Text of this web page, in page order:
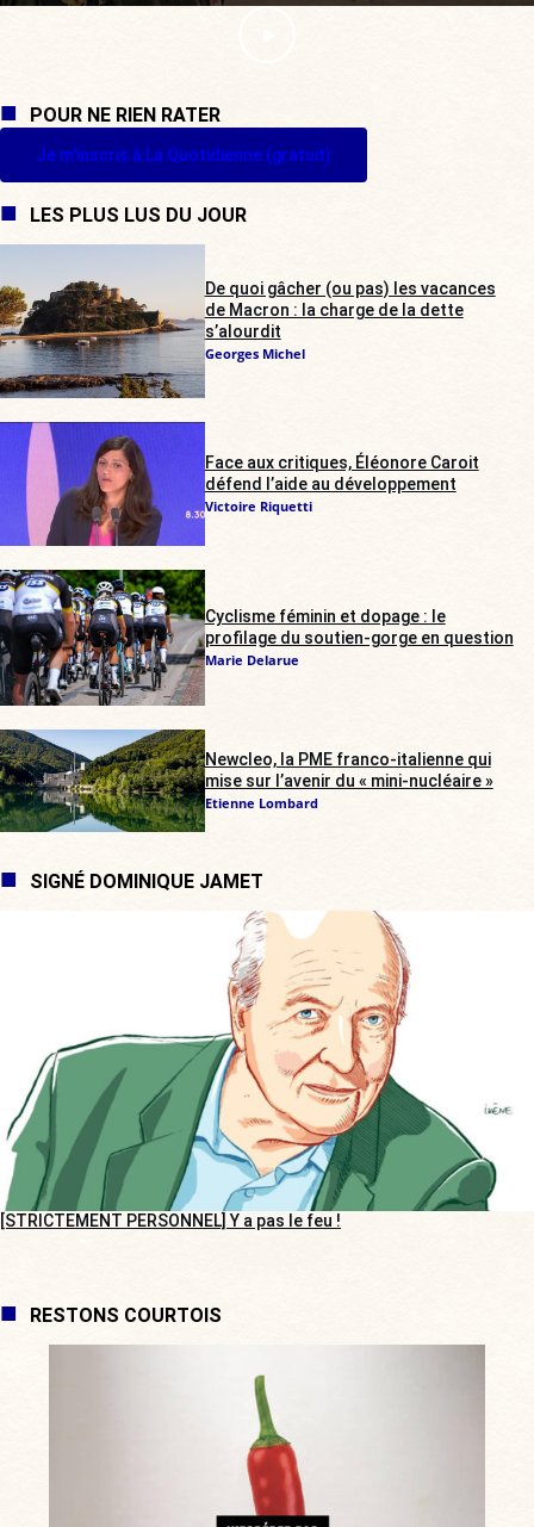
POUR NE RIEN RATER
Je m'inscris à La Quotidienne (gratuit)
LES PLUS LUS DU JOUR
De quoi gâcher (ou pas) les vacances
de Macron : la charge de la dette
s’alourdit
Georges Michel
Face aux critiques, Éléonore Caroit
défend l’aide au développement
Victoire Riquetti
Cyclisme féminin et dopage : le
profilage du soutien-gorge en question
Marie Delarue
Newcleo, la PME franco-italienne qui
mise sur l’avenir du « mini-nucléaire »
Etienne Lombard
SIGNÉ DOMINIQUE JAMET
[STRICTEMENT PERSONNEL] Y a pas le feu !
RESTONS COURTOIS